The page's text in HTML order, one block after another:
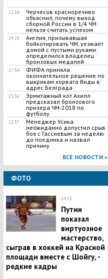
21:34
Черчесов красноречиво
объяснил, почему выход
сборной России в 1/4 ЧМ
нельзя считать успехом
19:29
Англия, призывавшая
бойкотировать ЧМ, уезжает
домой с пустыми руками:
определился владелец
бронзовых медалей
17:34
ФИФА приняла
окончательное решение по
выкрикам хорвата Виды в
адрес Белграда
13:56
Эрмитажный кот Ахилл
предсказал бронзового
призера ЧМ-2018 по
футболу
12:37
Менеджер Усика
неожиданно допустил срыв
боя с Гассиевым за неделю
до поединка и назвал
причину
ВСЕ НОВОСТИ »
ФОТО
14:13
Путин
показал
виртуозное
мастерство,
сыграв в хоккей на Красной
площади вместе с Шойгу, -
редкие кадры